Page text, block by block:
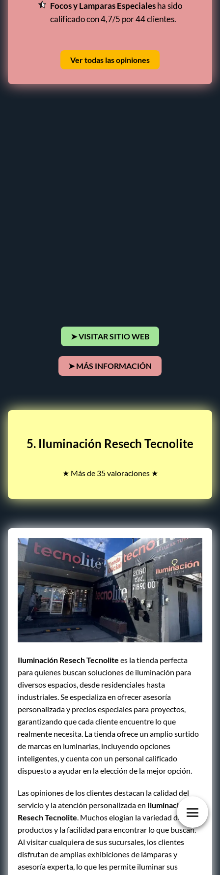
Focos y Lamparas Especialesha sido
calificado con 4,7/5 por 44 clientes.
Ver todas las opiniones
➤ VISITAR SITIO WEB
➤ MÁS INFORMACIÓN
5. Iluminación Resech Tecnolite
★ Más de 35 valoraciones ★
Iluminación Resech Tecnolite es la tienda perfecta
para quienes buscan soluciones de iluminación para
diversos espacios, desde residenciales hasta
industriales. Se especializa en ofrecer asesoría
personalizada y precios especiales para proyectos,
garantizando que cada cliente encuentre lo que
realmente necesita. La tienda ofrece un amplio surtido
de marcas en luminarias, incluyendo opciones
inteligentes, y cuenta con un personal calificado
dispuesto a ayudar en la elección de la mejor opción.
Las opiniones de los clientes destacan la calidad del
servicio y la atención personalizada en Iluminación
Resech Tecnolite . Muchos elogian la variedad de
productos y la facilidad para encontrar lo que buscan.
Al visitar cualquiera de sus sucursales, los clientes
disfrutan de amplias exhibiciones de lámparas y
asesoría experta, lo que les permite iluminar sus